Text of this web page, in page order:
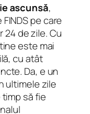
ascunsă,
pe care
24 de zile. Cu
este mai
cu atât
Da, e un
ultimele zile
să fie